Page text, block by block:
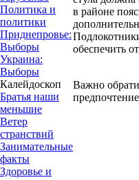
Политика и
политики
Приднепровье:
Выборы
Украина:
Выборы
Калейдоскоп
Братья наши
меньшие
Ветер
странствий
Занимательные
факты
Здоровье и
в районе
обеспечить
Важно